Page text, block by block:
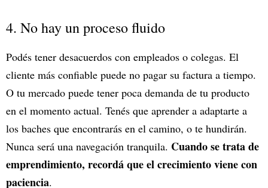
4. No hay un proceso fluido
Podés tener desacuerdos con empleados o colegas. El
cliente más confiable puede no pagar su factura a tiempo.
O tu mercado puede tener poca demanda de tu producto
en el momento actual. Tenés que aprender a adaptarte a
los baches que encontrarás en el camino, o te hundirán.
Nunca será una navegación tranquila. Cuando se trata de
emprendimiento, recordá que el crecimiento viene con
paciencia.